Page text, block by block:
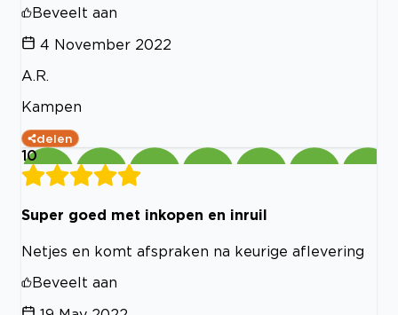
Beveelt aan
4 November 2022
A.R.
Kampen
delen
10
Super goed met inkopen en inruil
Netjes en komt afspraken na keurige aflevering
Beveelt aan